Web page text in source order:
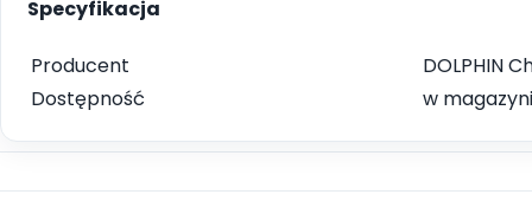
Specyfikacja
Producent
DOLPHIN
Dostępność
w